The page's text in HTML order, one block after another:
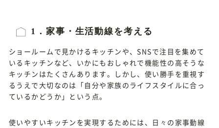
1．家事・生活動線を考える
ショールームで見かけるキッチンや、SNSで注目を集めて
いるキッチンなど、いかにもおしゃれで機能性の高そうな
キッチンはたくさんあります。しかし、使い勝手を重視す
るうえで大切なのは「自分や家族のライフスタイルに合っ
ているかどうか」という点。
使いやすいキッチンを実現するためには、日々の家事動線